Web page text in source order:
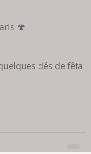
🍄
dés de fêta